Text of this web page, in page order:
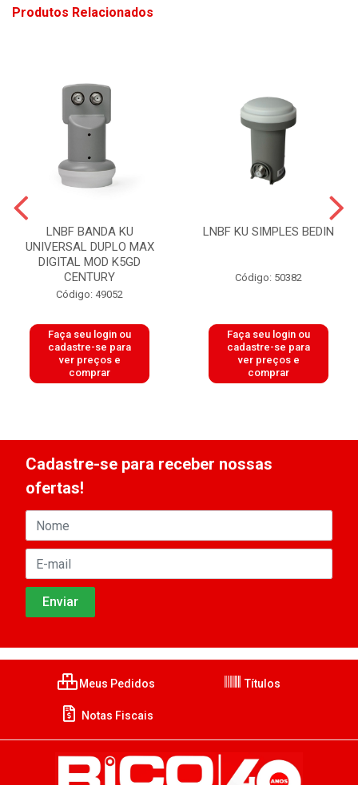
Produtos Relacionados
LNBF BANDA KU
UNIVERSAL DUPLO MAX
DIGITAL MOD K5GD
CENTURY
Código: 49052
Faça seu login ou
cadastre-se para
ver preços e
comprar
LNBF KU SIMPLES BEDIN
Código: 50382
Faça seu login ou
cadastre-se para
ver preços e
comprar
Cadastre-se para receber nossas
ofertas!
Meus Pedidos Títulos
Notas Fiscais